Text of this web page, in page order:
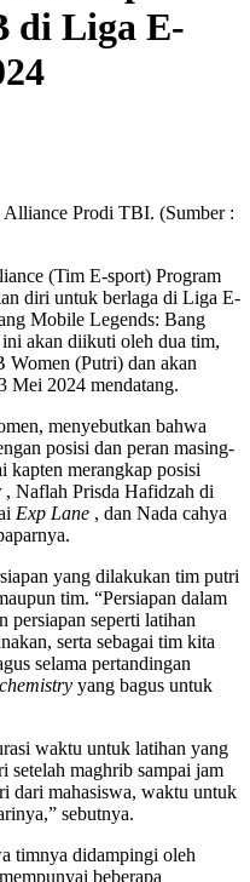
di Liga E-
Prodi TBI. (Sumber :
(Tim E-sport) Program
diri untuk berlaga di Liga E-
Mobile Legends: Bang
akan diikuti oleh dua tim,
(Putri) dan akan
Mei 2024 mendatang.
menyebutkan bahwa
posisi dan peran masing-
kapten merangkap posisi
, Naflah Prisda Hafidzah di
Exp Lane , dan Nada cahya
yang dilakukan tim putri
tim. “Persiapan dalam
persiapan seperti latihan
serta sebagai tim kita
selama pertandingan
chemistry yang bagus untuk
waktu untuk latihan yang
setelah maghrib sampai jam
dari mahasiswa, waktu untuk
sebutnya.
timnya didampingi oleh
beberapa